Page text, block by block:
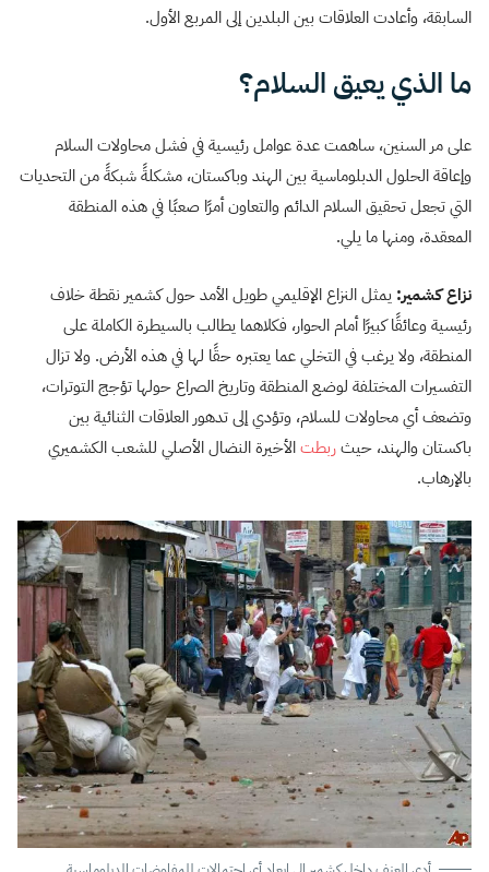
السابقة، وأعادت العلاقات بين البلدين إلى المربع الأول.
ما الذي يعيق السلام؟
على مر السنين، ساهمت عدة عوامل رئيسية في فشل محاولات السلام
وإعاقة الحلول الدبلوماسية بين الهند وباكستان، مشكلةً شبكةً من التحديات
التي تجعل تحقيق السلام الدائم والتعاون أمرًا صعبًا في هذه المنطقة
المعقدة، ومنها ما يلي.
نزاع كشمير: يمثل النزاع الإقليمي طويل الأمد حول كشمير نقطة خلاف
رئيسية وعائقًا كبيرًا أمام الحوار، فكلاهما يطالب بالسيطرة الكاملة على
المنطقة، ولا يرغب في التخلي عما يعتبره حقًا لها في هذه الأرض. ولا تزال
التفسيرات المختلفة لوضع المنطقة وتاريخ الصراع حولها تؤجج التوترات،
وتضعف أي محاولات للسلام، وتؤدي إلى تدهور العلاقات الثنائية بين
باكستان والهند، حيثربطتالأخيرة النضال الأصلي للشعب الكشميري
بالإرهاب.